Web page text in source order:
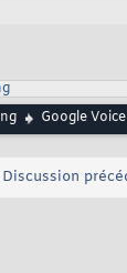
Google
Discussion